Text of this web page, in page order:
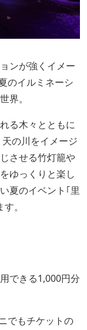
ンが強くイメー
のイルミネーシ
界。
る木々とともに
の川をイメージ
させる竹灯籠や
ゆっくりと楽し
夏のイベント｢里
。
できる1,000円分
でもチケットの